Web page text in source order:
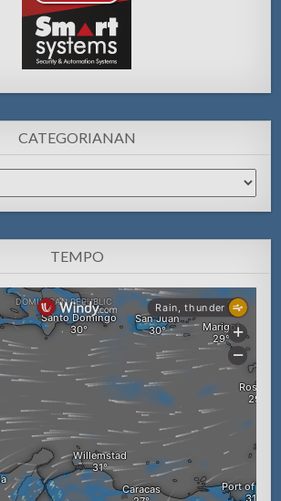
CATEGORIANAN
TEMPO